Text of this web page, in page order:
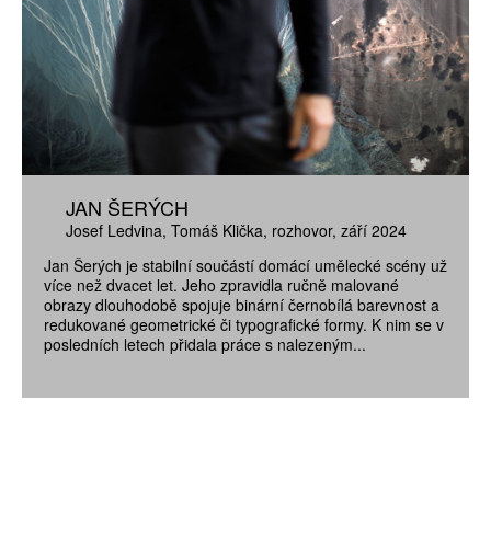
JAN ŠERÝCH
Josef Ledvina Tomáš Klička rozhovor září 2024
Jan Šerých je stabilní součástí domácí umělecké scény už
více než dvacet let. Jeho zpravidla ručně malované
obrazy dlouhodobě spojuje binární černobílá barevnost a
redukované geometrické či typografické formy. K nim se v
posledních letech přidala práce s nalezeným...